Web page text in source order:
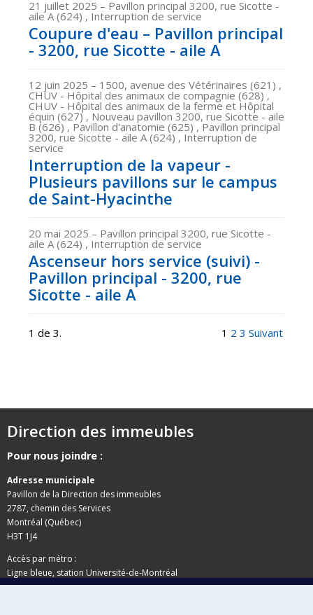
21 juillet 2025 – Pavillon principal 3200, rue Sicotte -
aile A (624) , Interruption de service
Coupure d'eau – Pavillon principal
- 3200, rue Sicotte - aile A
12 juin 2025 – 1500, avenue des Vétérinaires (621) ,
CHUV - Hôpital des animaux de compagnie (628) ,
CHUV - Hôpital des animaux de la ferme et Hôpital
équin (627) , Nouveau pavillon 3200, rue Sicotte - aile
B (626) , Pavillon d'anatomie (625) , Pavillon principal
3200, rue Sicotte - aile A (624) , Interruption de
service
Interruption de la vapeur -
Plusieurs pavillons sur le campus
de Saint-Hyacinthe
20 mai 2025 – Pavillon principal 3200, rue Sicotte -
aile A (624) , Interruption de service
Ascenseur hors service (suivi) -
Pavillon principal - 3200, rue
Sicotte - aile A
1 de 3. 1 2 3 Suivant
Direction des immeubles
Pour nous joindre :
Adresse municipale
Pavillon de la Direction des immeubles
2787, chemin des Services
Montréal (Québec)
H3T 1J4
Accès par métro :
Ligne bleue, station Université-de-Montréal